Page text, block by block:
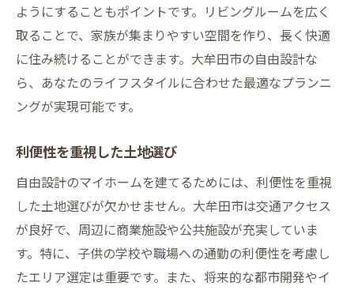
ようにすることもポイントです。リビングルームを広く
取ることで、家族が集まりやすい空間を作り、長く快適
に住み続けることができます。大牟田市の自由設計な
ら、あなたのライフスタイルに合わせた最適なプランニ
ングが実現可能です。
利便性を重視した土地選び
自由設計のマイホームを建てるためには、利便性を重視
した土地選びが欠かせません。大牟田市は交通アクセス
が良好で、周辺に商業施設や公共施設が充実していま
す。特に、子供の学校や職場への通勤の利便性を考慮し
たエリア選定は重要です。また、将来的な都市開発やイ